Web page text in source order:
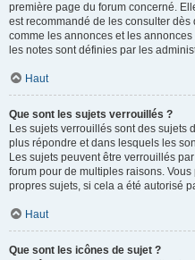
première page du forum concerné.
est recommandé de les consulter
comme les annonces et les
les notes sont définies par les
Haut
Que sont les sujets verrouillés ?
Les sujets verrouillés sont des sujets
plus répondre et dans lesquels les
Les sujets peuvent être verrouillés
forum pour de multiples raisons.
propres sujets, si cela a été autorisé
Haut
Que sont les icônes de sujet ?